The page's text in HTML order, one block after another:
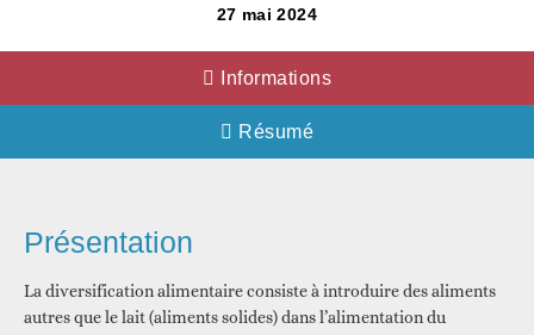
27 mai 2024
Informations
Résumé
Présentation
La diversification alimentaire consiste à introduire des aliments
autres que le lait (aliments solides) dans l’alimentation du